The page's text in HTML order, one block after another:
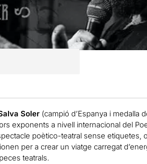
Soler(campió d’Espanya i medalla
exponents a nivell internacional del
poètico-teatral sense etiquetes,
per a crear un viatge carregat
teatrals.